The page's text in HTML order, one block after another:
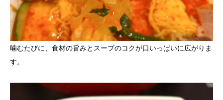
噛むたびに、食材の旨みとスープのコクが口いっぱいに広がりま
す。